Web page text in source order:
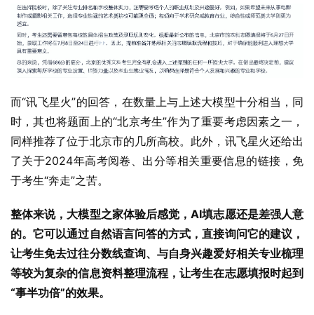
而“讯飞星火”的回答，在数量上与上述大模型十分相当，同
时，其也将题面上的“北京考生”作为了重要考虑因素之一，
同样推荐了位于北京市的几所高校。此外，讯飞星火还给出
了关于2024年高考阅卷、出分等相关重要信息的链接，免
于考生“奔走”之苦。
整体来说，大模型之家体验后感觉，AI填志愿还是差强人意
的。它可以通过自然语言问答的方式，直接询问它的建议，
让考生免去过往分数线查询、与自身兴趣爱好相关专业梳理
等较为复杂的信息资料整理流程，让考生在志愿填报时起到
“事半功倍”的效果。